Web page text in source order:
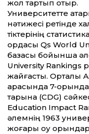
жол тартып отыр.
Университет­те
нәтижесі ретінде
тіктерінің
ордасы Qs World
базасы бойынша
University Rankings
жайғасты. Орталық
арасында 7-
тарына (CDG)
Education Impact
әлемнің 1963
жоғары оқу